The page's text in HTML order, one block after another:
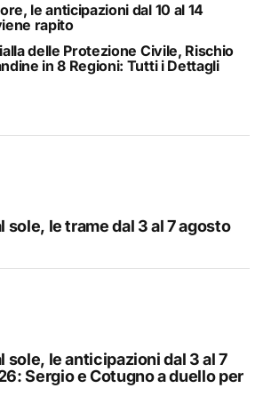
le anticipazioni dal 10 al 14
rapito
delle Protezione Civile, Rischio
in 8 Regioni: Tutti i Dettagli
sole, le trame dal 3 al 7 agosto
sole, le anticipazioni dal 3 al 7
Sergio e Cotugno a duello per